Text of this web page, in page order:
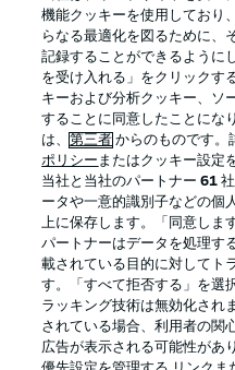
Official Partners
プライバシー・ポリシー
機能クッキーを使用しており
らなる最適化を図るために、
記録することができるように
を受け入れる」をクリックす
キーおよび分析クッキー、ソ
することに同意したことにな
は、第三者 からのものです。
ポリシー またはクッキー設定
当社と当社のパートナー61
ータや一意的識別子などの個
上に保存します。「同意しま
パートナーはデータを処理す
載されている目的に対してト
す。「すべて拒否する」を選
ラッキング技術は無効化され
されている場合、利用者の関
広告が表示される可能性があ